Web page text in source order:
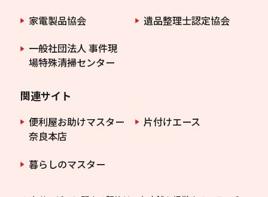
家電製品協会
遺品整理士認定協会
一般社団法人 事件現
場特殊清掃センター
関連サイト
便利屋お助けマスター
奈良本店
片付けエース
暮らしのマスター